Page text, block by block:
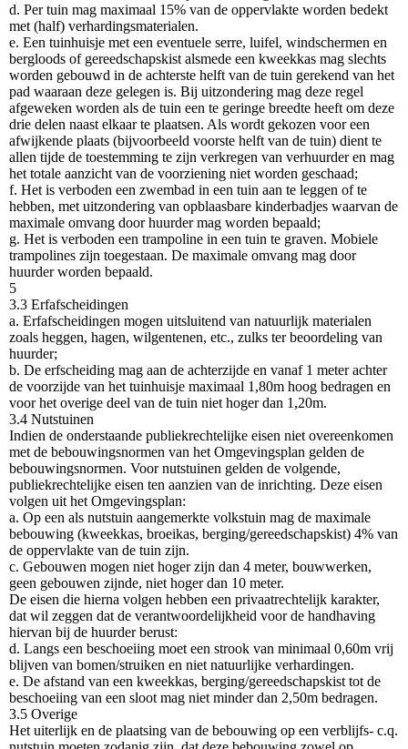
d. Per tuin mag maximaal 15% van de oppervlakte worden bedekt
met (half) verhardingsmaterialen.
e. Een tuinhuisje met een eventuele serre, luifel, windschermen en
bergloods of gereedschapskist alsmede een kweekkas mag slechts
worden gebouwd in de achterste helft van de tuin gerekend van het
pad waaraan deze gelegen is. Bij uitzondering mag deze regel
afgeweken worden als de tuin een te geringe breedte heeft om deze
drie delen naast elkaar te plaatsen. Als wordt gekozen voor een
afwijkende plaats (bijvoorbeeld voorste helft van de tuin) dient te
allen tijde de toestemming te zijn verkregen van verhuurder en mag
het totale aanzicht van de voorziening niet worden geschaad;
f. Het is verboden een zwembad in een tuin aan te leggen of te
hebben, met uitzondering van opblaasbare kinderbadjes waarvan de
maximale omvang door huurder mag worden bepaald;
g. Het is verboden een trampoline in een tuin te graven. Mobiele
trampolines zijn toegestaan. De maximale omvang mag door
huurder worden bepaald.
5
3.3 Erfafscheidingen
a. Erfafscheidingen mogen uitsluitend van natuurlijk materialen
zoals heggen, hagen, wilgentenen, etc., zulks ter beoordeling van
huurder;
b. De erfscheiding mag aan de achterzijde en vanaf 1 meter achter
de voorzijde van het tuinhuisje maximaal 1,80m hoog bedragen en
voor het overige deel van de tuin niet hoger dan 1,20m.
3.4 Nutstuinen
Indien de onderstaande publiekrechtelijke eisen niet overeenkomen
met de bebouwingsnormen van het Omgevingsplan gelden de
bebouwingsnormen. Voor nutstuinen gelden de volgende,
publiekrechtelijke eisen ten aanzien van de inrichting. Deze eisen
volgen uit het Omgevingsplan:
a. Op een als nutstuin aangemerkte volkstuin mag de maximale
bebouwing (kweekkas, broeikas, berging/gereedschapskist) 4% van
de oppervlakte van de tuin zijn.
c. Gebouwen mogen niet hoger zijn dan 4 meter, bouwwerken,
geen gebouwen zijnde, niet hoger dan 10 meter.
De eisen die hierna volgen hebben een privaatrechtelijk karakter,
dat wil zeggen dat de verantwoordelijkheid voor de handhaving
hiervan bij de huurder berust:
d. Langs een beschoeiing moet een strook van minimaal 0,60m vrij
blijven van bomen/struiken en niet natuurlijke verhardingen.
e. De afstand van een kweekkas, berging/gereedschapskist tot de
beschoeiing van een sloot mag niet minder dan 2,50m bedragen.
3.5 Overige
Het uiterlijk en de plaatsing van de bebouwing op een verblijfs- c.q.